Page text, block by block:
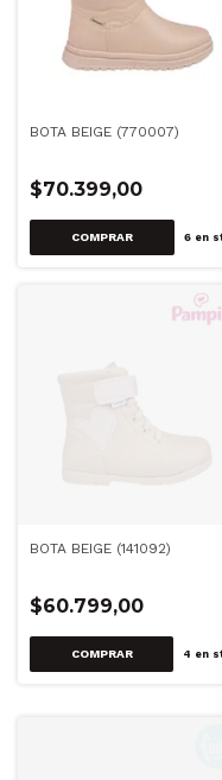
BOTA BEIGE (770007)
$70.399,00
COMPRAR 6en
BOTA BEIGE (141092)
$60.799,00
COMPRAR 4 en